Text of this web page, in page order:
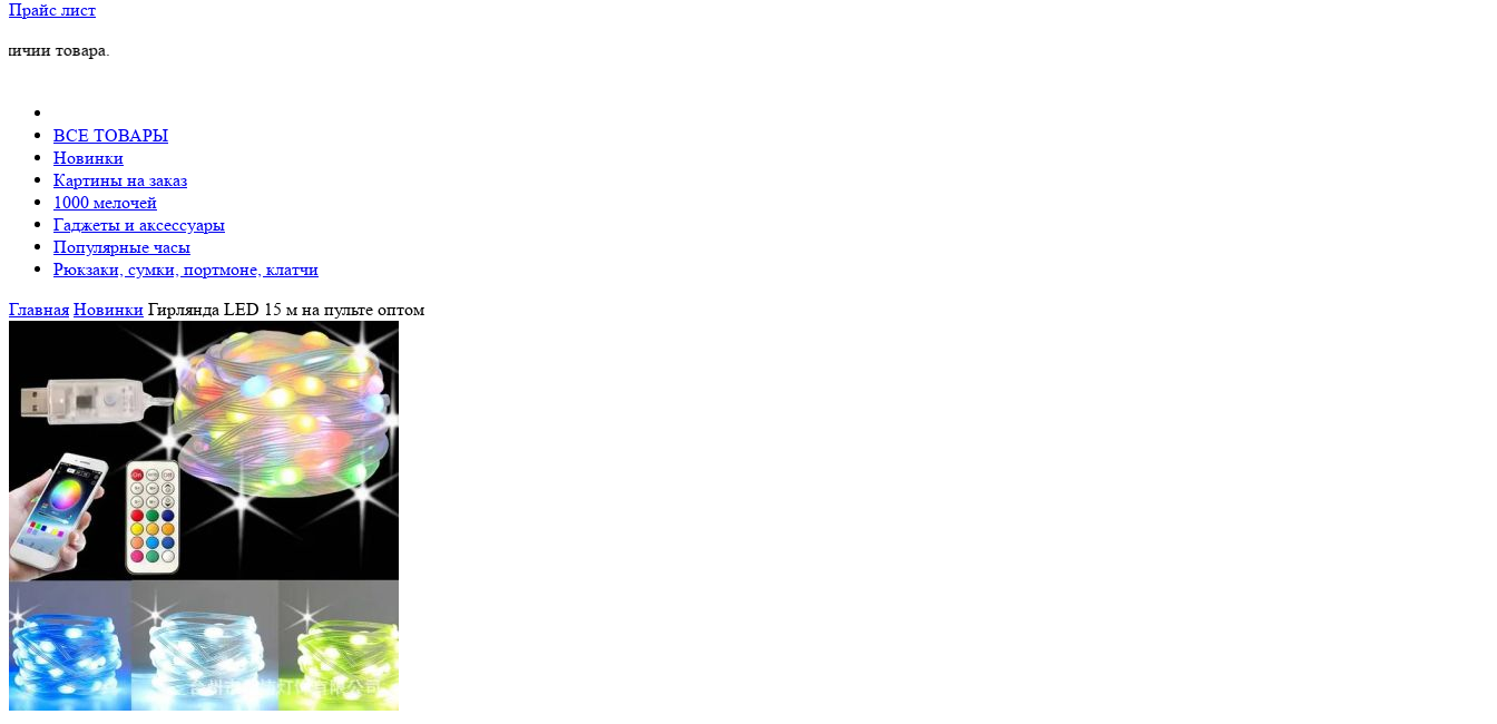
Прайс лист
ВСЕ ТОВАРЫ
Новинки
Картины на заказ
1000 мелочей
Гаджеты и аксессуары
Популярные часы
Рюкзаки, сумки, портмоне, клатчи
Главная Новинки Гирлянда LED 15 м на пульте оптом